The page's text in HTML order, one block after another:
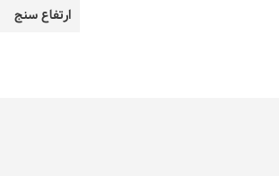
ارتفاع سنج